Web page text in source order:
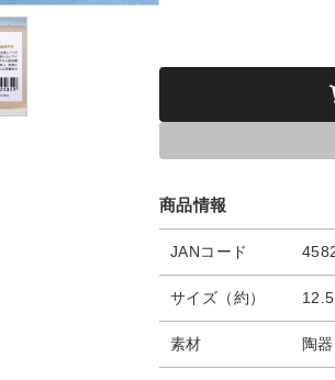
商品情報
JANコード
サイズ（約）
素材 陶器